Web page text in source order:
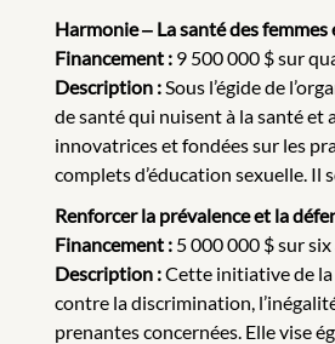
Harmonie ‒ La santé des
Financement : 9 500 000 $ sur
Description :Sous l’égide de
de santé qui nuisent à la santé et
innovatrices et fondées sur les
complets d’éducation sexuelle. Il
Renforcer la prévalence et la
Financement : 5 000 000 $ sur
Description :Cette initiative de la
contre la discrimination,
prenantes concernées. Elle vise